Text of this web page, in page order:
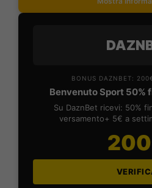
BONUS DAZNBET:
Benvenuto Sport 50%
Su DaznBet ricevi: 50%
versamento+ 5€ a